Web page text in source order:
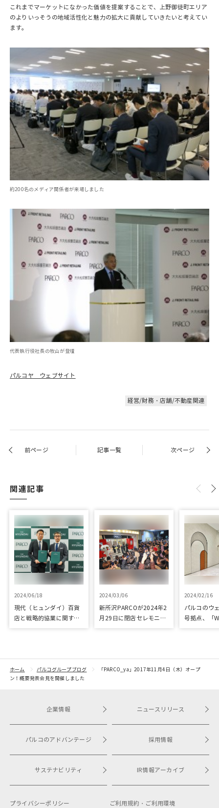
これまでマーケットになかった価値を提案することで、上野御徒町エリア
のよりいっそうの地域活性化と魅力の拡大に貢献していきたいと考えてい
ます。
約200名のメディア関係者が来場しました
代表執行役社長の牧山が登壇
パルコヤ ウェブサイト
経営/財務・店舗/不動産関連
前ページ 記事一覧 次ページ
関連記事
2024/06/18
現代（ヒュンダイ）百貨
店と戦略的協業に関する
2024/03/06
新所沢PARCOが2024年2
月29日に閉店セレモニー
2024/02/16
パルコのウ
号拠点、「
ホーム パルコグループブログ
「PARCO_ya」2017年11月4日（木）オープ
ン！概要発表会見を開催しました
企業情報
パルコのアドバンテージ
サステナビリティ
ニュースリリース
採用情報
IR情報アーカイブ
プライバシーポリシー ご利用規約・ ご利用環境